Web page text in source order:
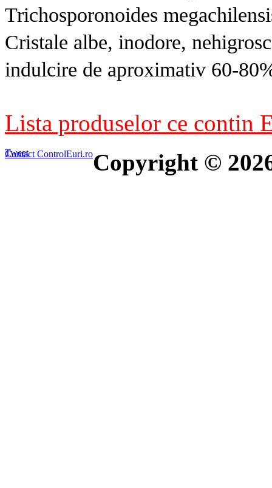
Trichosporonoides
Cristale albe, inodore,
indulcire de aproximativ 60-
Lista produselor ce contin
Tweet
Contact ControlEuri.roCopyright ©